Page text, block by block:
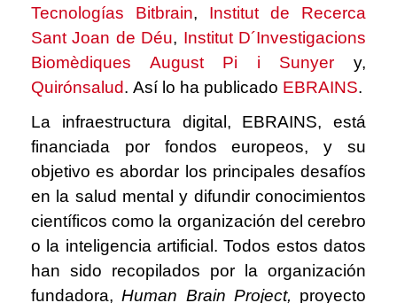
Tecnologías Bitbrain, Institut de Recerca
Sant Joan de Déu, Institut D´Investigacions
Biomèdiques August Pi i Sunyer y,
Quirónsalud. Así lo ha publicado EBRAINS.
La infraestructura digital, EBRAINS, está
financiada por fondos europeos, y su
objetivo es abordar los principales desafíos
en la salud mental y difundir conocimientos
científicos como la organización del cerebro
o la inteligencia artificial. Todos estos datos
han sido recopilados por la organización
fundadora,Human Brain Project, proyecto